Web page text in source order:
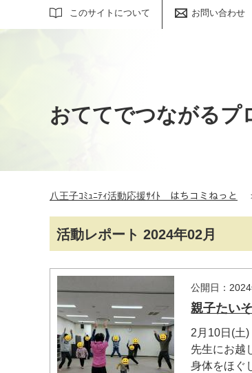
このサイトについて お問い合わせ
サイト内検索
おててでつながるプ
八王子ｺﾐｭﾆﾃｨ活動応援ｻｲﾄ はちコミねっと
活動レポート 2024年02月
公開日：
親子たい
2月10日(土)
先生にお越
身体をほぐ